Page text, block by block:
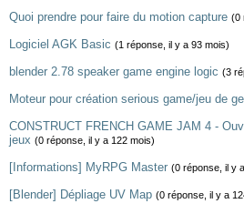
Quoi prendre pour faire du motion capture (0
Logiciel AGK Basic (1 réponse, il y a 93 mois)
blender 2.78 speaker game engine logic (3
Moteur pour création serious game/jeu de
CONSTRUCT FRENCH GAME JAM 4 -
jeux (0 réponse, il y a 122 mois)
[Informations] MyRPG Master (0 réponse, il y
[Blender] Dépliage UV Map (0 réponse, il y a